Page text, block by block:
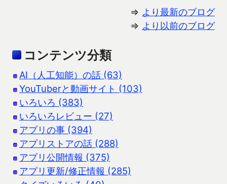
⇒ より最新のブログ
⇒ より以前のブログ
コンテンツ分類
AI（人工知能）の話 (63)
YouTuberと動画サイト (103)
いろいろ (383)
いろいろレビュー (27)
アプリの事 (394)
アプリストアの話 (288)
アプリ公開情報 (375)
アプリ更新/修正情報 (285)